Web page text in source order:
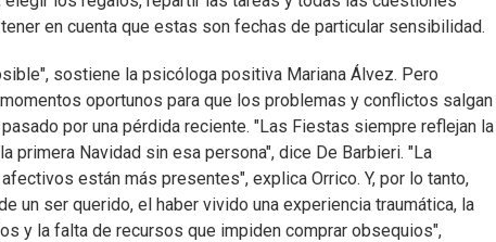
en cuenta que estas son fechas de particular sensibilidad.
sostiene la psicóloga positiva Mariana Álvez. Pero
oportunos para que los problemas y conflictos salgan
por una pérdida reciente. "Las Fiestas siempre reflejan la
primera Navidad sin esa persona", dice De Barbieri. "La
están más presentes", explica Orrico. Y, por lo tanto,
un ser querido, el haber vivido una experiencia traumática, la
y la falta de recursos que impiden comprar obsequios",